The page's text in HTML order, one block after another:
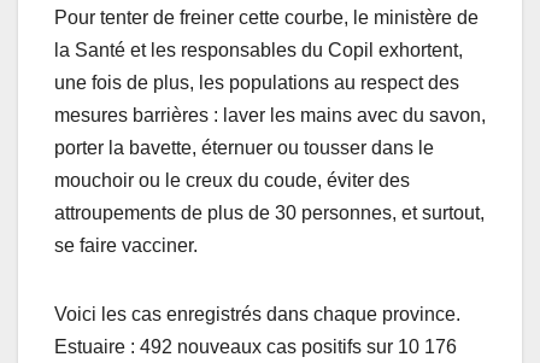
Pour tenter de freiner cette courbe, le ministère de
la Santé et les responsables du Copil exhortent,
une fois de plus, les populations au respect des
mesures barrières : laver les mains avec du savon,
porter la bavette, éternuer ou tousser dans le
mouchoir ou le creux du coude, éviter des
attroupements de plus de 30 personnes, et surtout,
se faire vacciner.
Voici les cas enregistrés dans chaque province.
Estuaire : 492 nouveaux cas positifs sur 10 176